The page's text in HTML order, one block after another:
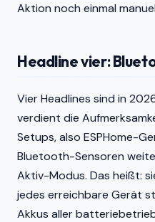
Aktion noch einmal
Headline vier:
Vier Headlines sind in
verdient die
Setups, also ESPHome-
Bluetooth-Sensoren
Aktiv-Modus. Das heißt:
jedes erreichbare Gerät
Akkus aller